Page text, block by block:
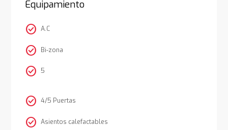
Equipamiento
check_circle A.C
check_circle Bi-zona
check_circle 5
check_circle 4/5 Puertas
check_circle Asientos calefactables